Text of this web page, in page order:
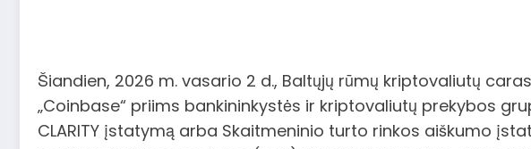
Šiandien, 2026 m. vasario 2 d., Baltųjų rūmų kriptovaliutų
„Coinbase“ priims bankininkystės ir kriptovaliutų prekybos
CLARITY įstatymą arba Skaitmeninio turto rinkos aiškumo